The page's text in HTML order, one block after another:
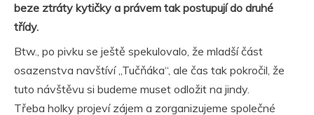
beze ztráty kytičky a právem tak postupují do druhé
třídy.
Btw., po pivku se ještě spekulovalo, že mladší část
osazenstva navštíví „Tučňáka“, ale čas tak pokročil, že
tuto návštěvu si budeme muset odložit na jindy.
Třeba holky projeví zájem a zorganizujeme společné